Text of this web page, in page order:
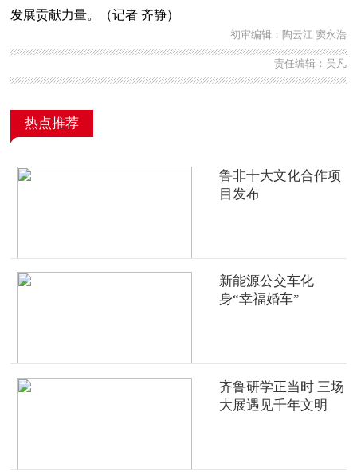
发展贡献力量。（记者 齐静）
初审编辑：陶云江 窦永浩
责任编辑：吴凡
热点推荐
鲁非十大文化合作项
目发布
新能源公交车化
身“幸福婚车”
齐鲁研学正当时 三场
大展遇见千年文明